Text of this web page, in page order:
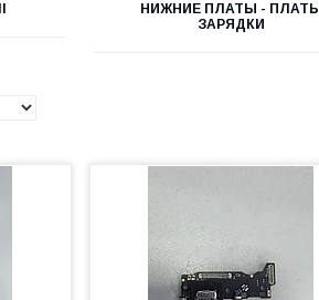
НИЖНИЕ ПЛАТЫ - ПЛАТЫ
ЗАРЯДКИ